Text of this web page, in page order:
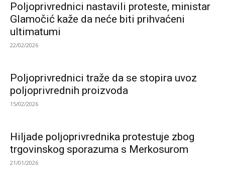
Poljoprivrednici nastavili proteste, ministar
Glamočić kaže da neće biti prihvaćeni
ultimatumi
22/02/2026
Poljoprivrednici traže da se stopira uvoz
poljoprivrednih proizvoda
15/02/2026
Hiljade poljoprivrednika protestuje zbog
trgovinskog sporazuma s Merkosurom
21/01/2026